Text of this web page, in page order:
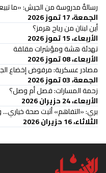
رسالةٌ مدروسة من الجيش: «ما
الجمعة، 17 تموز 2026
أين لبنان من رياح هرمز؟
الأربعاء، 15 تموز 2026
تهدئة هشة ومؤشرات مقلقة
الأربعاء، 08 تموز 2026
مصادر عسكرية: مرفوض إخضاع
الجمعة، 03 تموز 2026
زحمة المسارات: فصل أم وصل؟
الأربعاء، 24 حزيران 2026
بري: «التفاهم» أثبت صحة خياري...
الثلاثاء، 16 حزيران 2026